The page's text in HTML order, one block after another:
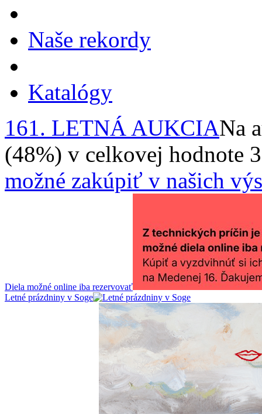
Naše rekordy
Katalógy
161. LETNÁ AUKCIANa
(48%) v celkovej hodnote
možné zakúpiť v našich
Diela možné online iba rezervovať
Letné prázdniny v Soge